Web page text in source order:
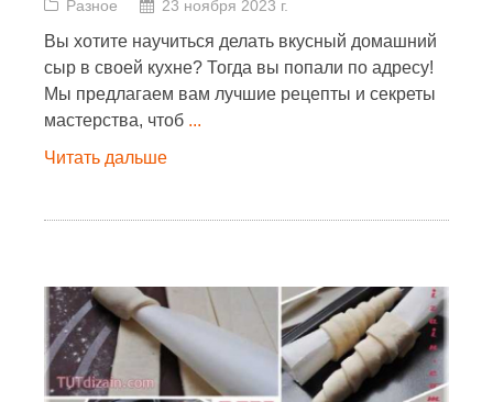
Разное 23 ноября 2023 г.
Вы хотите научиться делать вкусный домашний
сыр в своей кухне? Тогда вы попали по адресу!
Мы предлагаем вам лучшие рецепты и секреты
мастерства, чтоб ...
Читать дальше